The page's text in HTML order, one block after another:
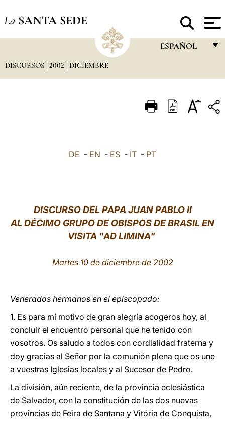
La SANTA SEDE
ESPAÑOL
ITALIANO
中文
DISCURSOS 2002 DICIEMBRE
DE - EN - ES - IT - PT
DISCURSO DEL PAPA JUAN PABLO II
AL DÉCIMO GRUPO DE OBISPOS DE BRASIL EN
VISITA "AD LIMINA"
Martes 10 de diciembre de 2002
Venerados hermanos en el episcopado:
1. Es para mí motivo de gran alegría acogeros hoy, al
concluir el encuentro personal que he tenido con
vosotros. Os saludo a todos con cordialidad fraterna y
doy gracias al Señor por la comunión plena que os une
a vuestras Iglesias locales y al Sucesor de Pedro.
La división, aún reciente, de la provincia eclesiástica
de Salvador, con la constitución de las dos nuevas
provincias de Feira de Santana y Vitória de Conquista,